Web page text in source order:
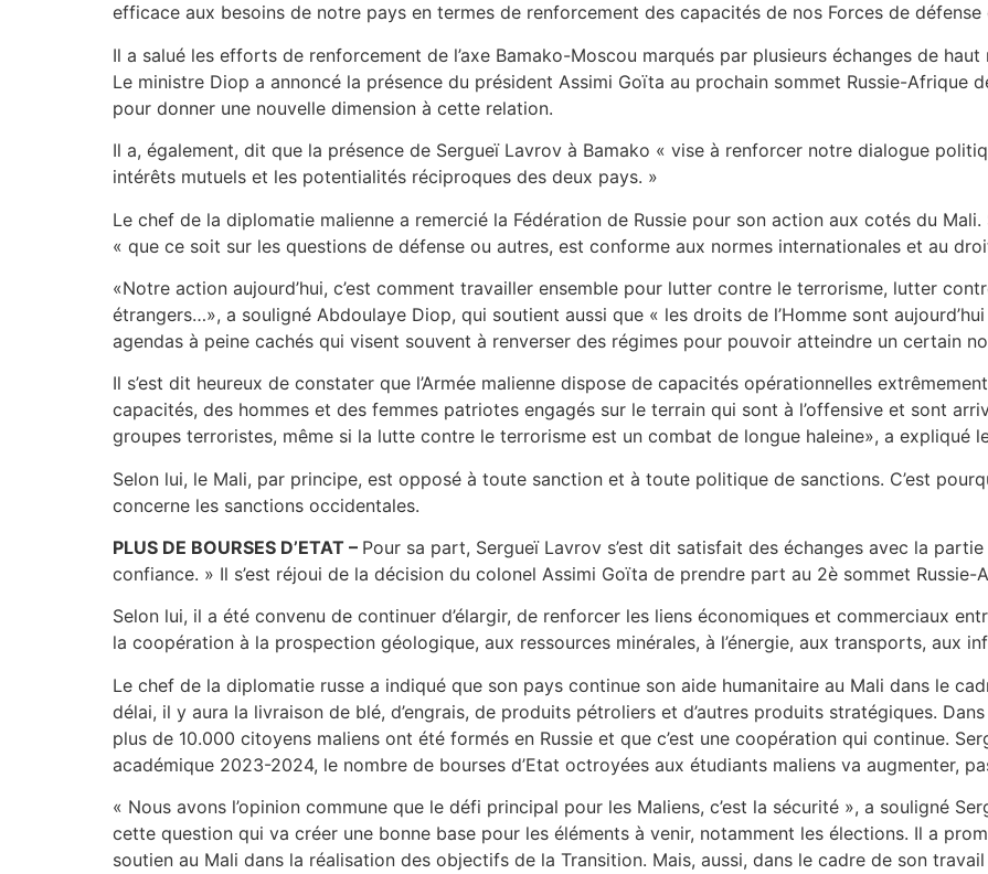
efficace aux besoins de notre pays en termes de renforcement des capacités de nos Forces de défense
Il a salué les efforts de renforcement de l’axe Bamako-Moscou marqués par plusieurs échanges de
Le ministre Diop a annoncé la présence du président Assimi Goïta au prochain sommet Russie-Afrique
pour donner une nouvelle dimension à cette relation.
Il a, également, dit que la présence de Sergueï Lavrov à Bamako « vise à renforcer notre dialogue
intérêts mutuels et les potentialités réciproques des deux pays. »
Le chef de la diplomatie malienne a remercié la Fédération de Russie pour son action aux cotés du
« que ce soit sur les questions de défense ou autres, est conforme aux normes internationales et au
«Notre action aujourd’hui, c’est comment travailler ensemble pour lutter contre le terrorisme, lutter
étrangers…», a souligné Abdoulaye Diop, qui soutient aussi que « les droits de l’Homme sont
agendas à peine cachés qui visent souvent à renverser des régimes pour pouvoir atteindre un certain
Il s’est dit heureux de constater que l’Armée malienne dispose de capacités opérationnelles
capacités, des hommes et des femmes patriotes engagés sur le terrain qui sont à l’offensive et sont
groupes terroristes, même si la lutte contre le terrorisme est un combat de longue haleine», a expliqué
Selon lui, le Mali, par principe, est opposé à toute sanction et à toute politique de sanctions. C’est
concerne les sanctions occidentales.
PLUS DE BOURSES D’ETAT – Pour sa part, Sergueï Lavrov s’est dit satisfait des échanges avec la
confiance. » Il s’est réjoui de la décision du colonel Assimi Goïta de prendre part au 2è sommet Russie-
Selon lui, il a été convenu de continuer d’élargir, de renforcer les liens économiques et commerciaux
la coopération à la prospection géologique, aux ressources minérales, à l’énergie, aux transports, aux
Le chef de la diplomatie russe a indiqué que son pays continue son aide humanitaire au Mali dans le
délai, il y aura la livraison de blé, d’engrais, de produits pétroliers et d’autres produits stratégiques.
plus de 10.000 citoyens maliens ont été formés en Russie et que c’est une coopération qui continue.
académique 2023-2024, le nombre de bourses d’Etat octroyées aux étudiants maliens va augmenter,
« Nous avons l’opinion commune que le défi principal pour les Maliens, c’est la sécurité », a souligné
cette question qui va créer une bonne base pour les éléments à venir, notamment les élections. Il a
soutien au Mali dans la réalisation des objectifs de la Transition. Mais, aussi, dans le cadre de son